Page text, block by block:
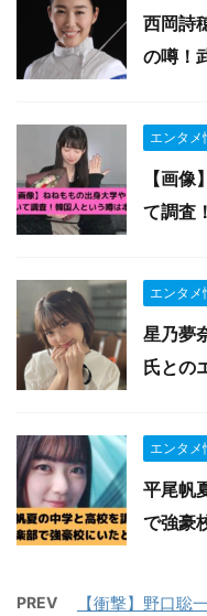
西岡詩
の噂！
エンタメ
【画
て調査
エンタメ
星乃夢
氏との
エンタメ
平尾帆
で強豪
PREV
【衝撃】野口聡